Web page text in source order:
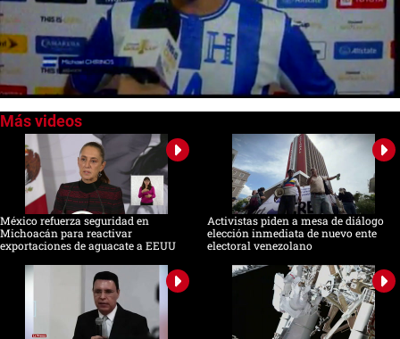
seconds
seconds
México refuerza seguridad en
Michoacán para reactivar
exportaciones de aguacate a EEUU
Activistas piden a mesa de diálogo
elección inmediata de nuevo ente
electoral venezolano